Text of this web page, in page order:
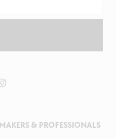
& PROFESSIONALS